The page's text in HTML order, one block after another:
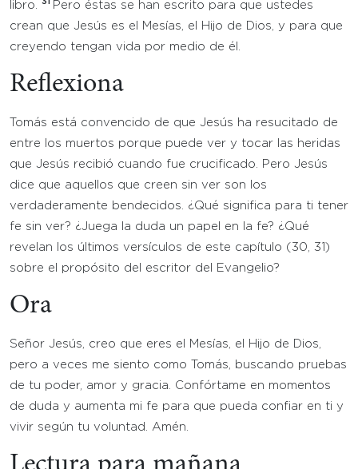
libro.
31
Pero éstas se han escrito para que ustedes
crean que Jesús es el Mesías, el Hijo de Dios, y para que
creyendo tengan vida por medio de él.
Reflexiona
Tomás está convencido de que Jesús ha resucitado de
entre los muertos porque puede ver y tocar las heridas
que Jesús recibió cuando fue crucificado. Pero Jesús
dice que aquellos que creen sin ver son los
verdaderamente bendecidos. ¿Qué significa para ti tener
fe sin ver? ¿Juega la duda un papel en la fe? ¿Qué
revelan los últimos versículos de este capítulo (30, 31)
sobre el propósito del escritor del Evangelio?
Ora
Señor Jesús, creo que eres el Mesías, el Hijo de Dios,
pero a veces me siento como Tomás, buscando pruebas
de tu poder, amor y gracia. Confórtame en momentos
de duda y aumenta mi fe para que pueda confiar en ti y
vivir según tu voluntad. Amén.